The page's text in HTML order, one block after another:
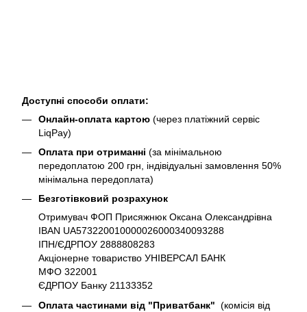
Доступні способи оплати:
Онлайн-оплата картою (через платіжний сервіс
LiqPay)
Оплата при отриманні (за мінімальною
передоплатою 200 грн, індівідуальні замовлення 50%
мінімальна передоплата)
Безготівковий розрахунок
Отримувач ФОП Присяжнюк Оксана Олександрівна
IBAN UA573220010000026000340093288
ІПН/ЄДРПОУ 2888808283
Акціонерне товариство УНІВЕРСАЛ БАНК
МФО 322001
ЄДРПОУ Банку 21133352
Оплата частинами від "Приватбанк" (комісія від